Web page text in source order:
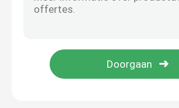
SS Staalpijp